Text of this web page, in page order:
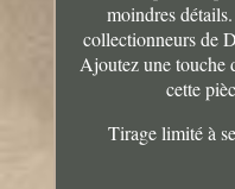
moindres
collectionneurs de
Ajoutez une touche
cette
Tirage limité à